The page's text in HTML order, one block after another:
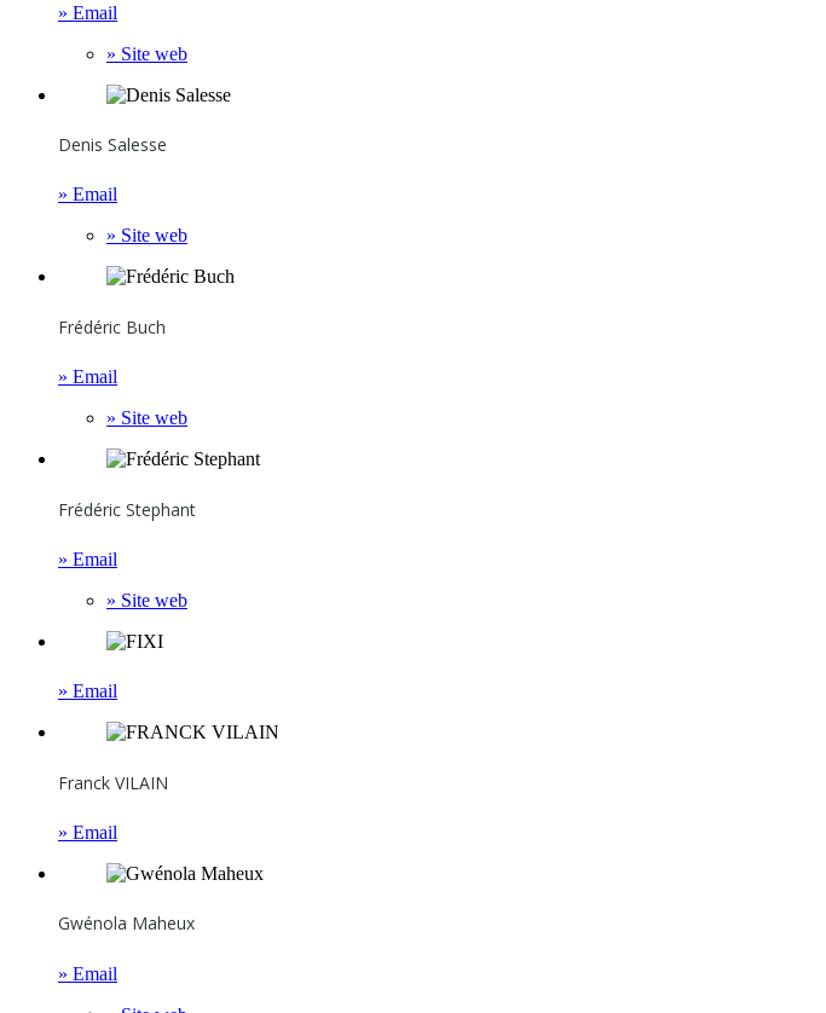
» Email
» Site web
Denis Salesse
» Email
» Site web
Frédéric Buch
» Email
» Site web
Frédéric Stephant
» Email
» Site web
» Email
Franck VILAIN
» Email
Gwénola Maheux
» Email